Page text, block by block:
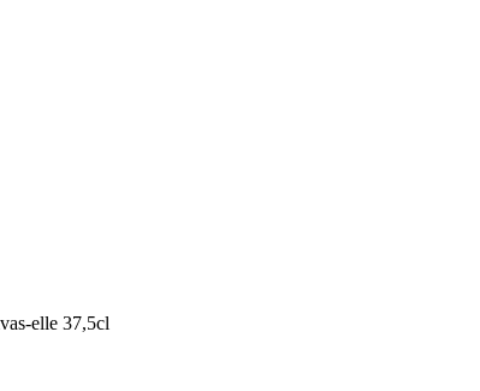
elle 37,5cl